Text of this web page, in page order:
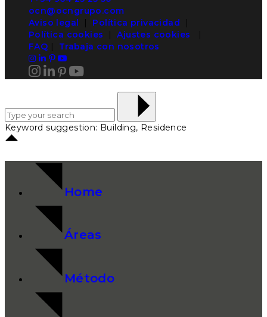
ocn@ocngrupo.com
Aviso legal
Política privacidad
Política cookies |Ajustes cookies
FAQ
Trabaja con nosotros
Keyword suggestion: Building, Residence
Home
Áreas
Método